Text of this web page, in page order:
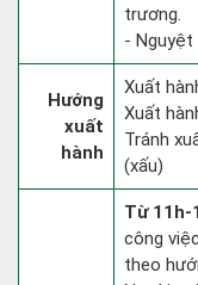
trương.
- Nguyệt
Hướng
xuất
hành
Xuất
Xuất
Tránh
(xấu)
Từ 11h-
công
theo